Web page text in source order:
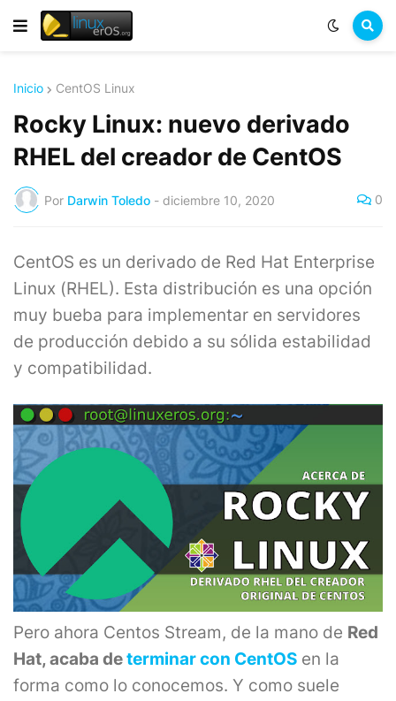
Inicio CentOS Linux
Rocky Linux: nuevo derivado
RHEL del creador de CentOS
Por Darwin Toledo - diciembre 10, 2020 0
CentOS es un derivado de Red Hat Enterprise
Linux (RHEL). Esta distribución es una opción
muy bueba para implementar en servidores
de producción debido a su sólida estabilidad
y compatibilidad.
Pero ahora Centos Stream, de la mano de Red
Hat, acaba determinar con CentOS en la
forma como lo conocemos. Y como suele